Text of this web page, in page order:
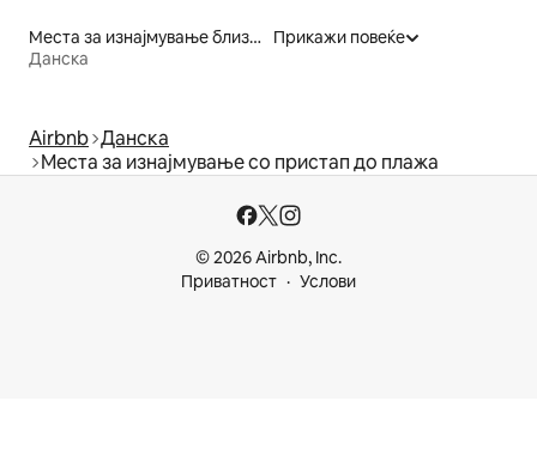
Места за изнајмување близу ски-патека
Данска
Прикажи повеќе
Airbnb Данска
Места за изнајмување со пристап до плажа
© 2026 Airbnb, Inc.
Приватност
Услови